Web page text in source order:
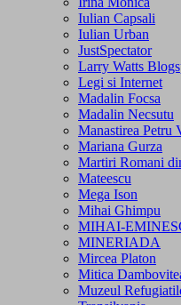
Iulian Capsali
Iulian Urban
JustSpectator
Larry Watts
Legi si Internet
Madalin Focsa
Madalin Necsutu
Manastirea Petru
Mariana Gurza
Martiri Romani
Mateescu
Mega Ison
Mihai Ghimpu
MIHAI-
MINERIADA
Mircea Platon
Mitica
Muzeul